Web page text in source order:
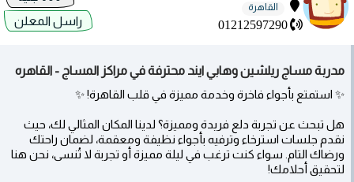
القاهرة
01212597290
راسل المعلن
مدربة مساج ريلشين وهابي ايند محترفة في مراكز المساج - القاهره
✨ استمتع بأجواء فاخرة وخدمة مميزة في قلب القاهرة! ✨
هل تبحث عن تجربة دلع فريدة ومميزة؟ لدينا المكان المثالي لك، حيث
نقدم جلسات استرخاء وترفيه بأجواء نظيفة ومعقمة، لضمان راحتك
ورضاك التام. سواء كنت ترغب في ليلة مميزة أو تجربة لا تُنسى، نحن هنا
لتحقيق أحلامك!